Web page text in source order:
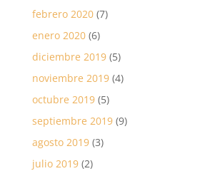
febrero 2020(7)
enero 2020(6)
diciembre 2019(5)
noviembre 2019(4)
octubre 2019(5)
septiembre 2019(9)
agosto 2019(3)
julio 2019(2)